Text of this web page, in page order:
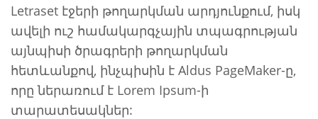
Letraset էջերի թողարկման արդյունքում, իսկ
ավելի ուշ համակարգչային տպագրության
այնպիսի ծրագրերի թողարկման
հետևանքով, ինչպիսին է Aldus PageMaker-ը,
որը ներառում է Lorem Ipsum-ի
տարատեսակներ: